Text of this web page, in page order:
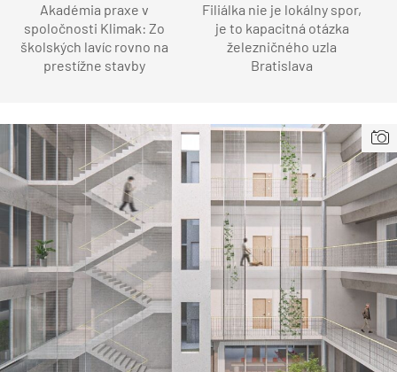
Akadémia praxe v
spoločnosti Klimak: Zo
školských lavíc rovno na
prestížne stavby
Filiálka nie je lokálny spor,
je to kapacitná otázka
železničného uzla
Bratislava